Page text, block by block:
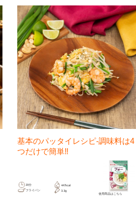
基本のパッタイレシピ-調味料は4
つだけで簡単‼
20分
447kcal
フライパン
3.3g
使用商品は こちら